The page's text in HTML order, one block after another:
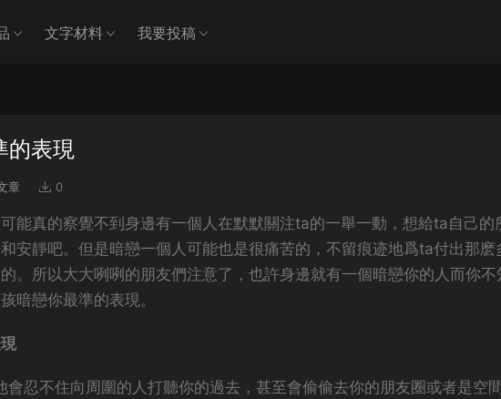
文字材料 我要投稿
的表現
章 0
能真的察覺不到身邊有一個人在默默關注ta的一舉一動，想給ta自己的
安靜吧。但是暗戀一個人可能也是很痛苦的，不留痕迹地爲ta付出那麽
。所以大大咧咧的朋友們注意了，也許身邊就有一個暗戀你的人而你不
暗戀你最準的表現。
會忍不住向周圍的人打聽你的過去，甚至會偷偷去你的朋友圈或者是空